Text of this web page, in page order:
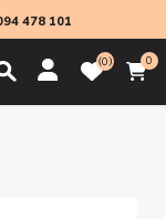
478 101
0 0